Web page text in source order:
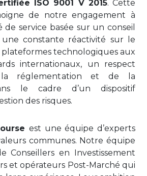
ISO 9001 V 2015. Cette
de notre engagement à
service basée sur un conseil
constante réactivité sur le
plateformes technologiques aux
internationaux, un respect
réglementation et de la
le cadre d’un dispositif
des risques.
est une équipe d’experts
communes. Notre équipe
Conseillers en Investissement
et opérateurs Post-Marché qui